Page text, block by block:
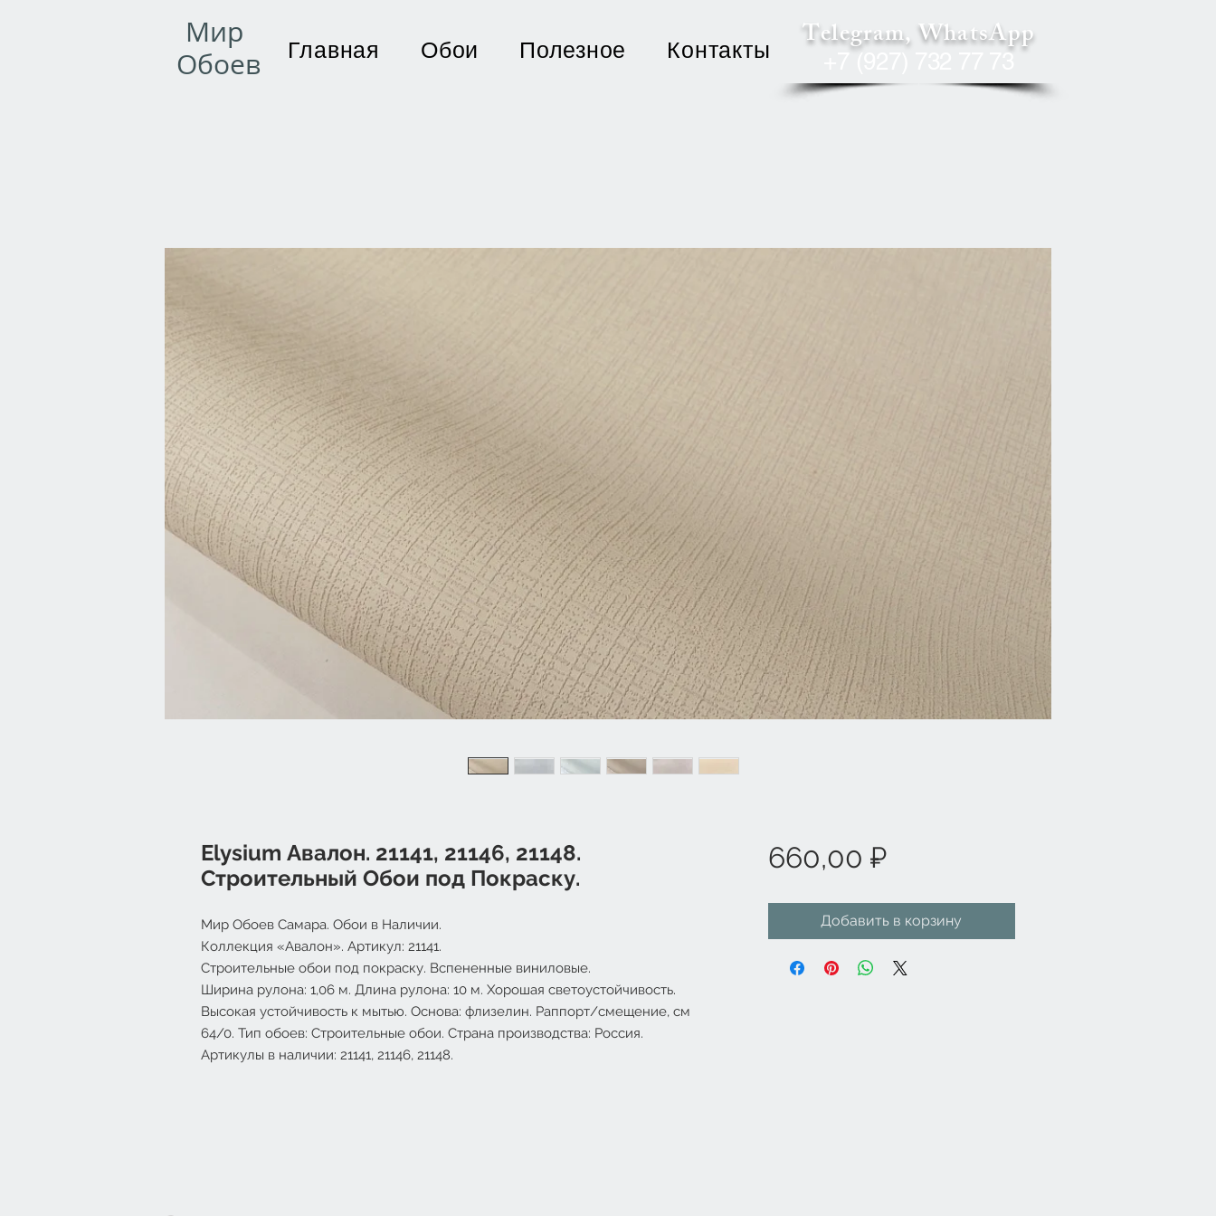
Мир
Обоев
Главная Обои Полезное Контакты Telegram, WhatsApp
+7 (927) 732 77 73
Elysium Авалон. 21141, 21146, 21148.
Строительный Обои под Покраску.
Мир Обоев Самара. Обои в Наличии.
Коллекция «Авалон». Артикул: 21141.
Строительные обои под покраску. Вспененные виниловые.
Ширина рулона: 1,06 м. Длина рулона: 10 м. Хорошая светоустойчивость.
Высокая устойчивость к мытью. Основа: флизелин. Раппорт/смещение, см
64/0. Тип обоев: Строительные обои. Страна производства: Россия.
Артикулы в наличии: 21141, 21146, 21148.
660,00 ₽Цена
Добавить в корзину